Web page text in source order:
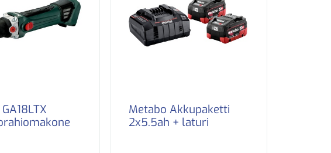
Metabo Akkupaketti
2x5.5ah + laturi